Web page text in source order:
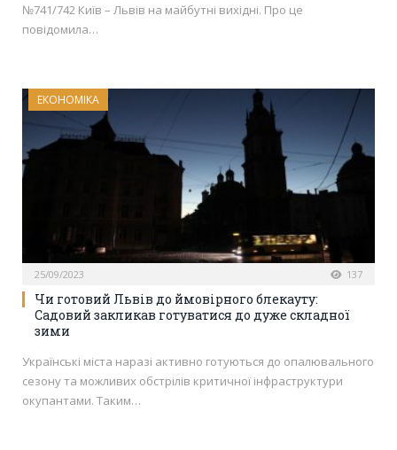
№741/742 Київ – Львів на майбутні вихідні. Про це
повідомила…
ЕКОНОМІКА
25/09/2023 137
Чи готовий Львів до ймовірного блекауту:
Садовий закликав готуватися до дуже складної
зими
Українські міста наразі активно готуються до опалювального
сезону та можливих обстрілів критичної інфраструктури
окупантами. Таким…